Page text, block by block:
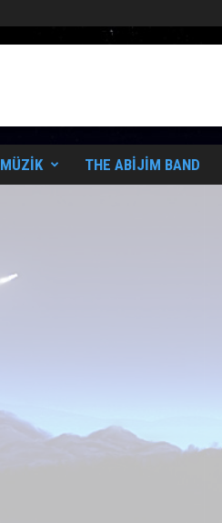
MÜZIK THE ABIJIM BAND